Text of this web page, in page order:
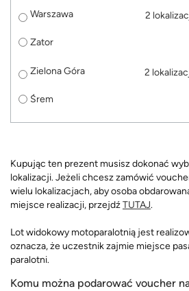
Warszawa 2
Zator
Zielona Góra 2
Śrem
Kupując ten prezent musisz dokonać
lokalizacji. Jeżeli chcesz zamówić
wielu lokalizacjach, aby osoba
miejsce realizacji, przejdźTUTAJ.
Lot widokowy motoparalotnią jest
oznacza, że uczestnik zajmie miejsce
paralotni.
Komu można podarować voucher